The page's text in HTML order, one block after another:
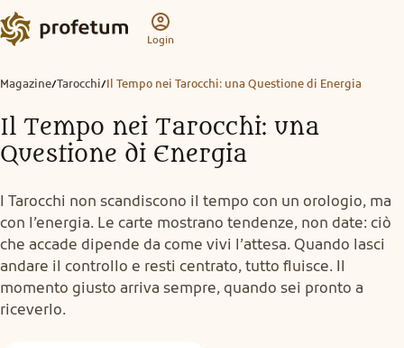
Login
Magazine/Tarocchi/Il Tempo nei Tarocchi: una Questione di Energia
Il Tempo nei Tarocchi: una
Questione di Energia
I Tarocchi non scandiscono il tempo con un orologio, ma
con l’energia. Le carte mostrano tendenze, non date: ciò
che accade dipende da come vivi l’attesa. Quando lasci
andare il controllo e resti centrato, tutto fluisce. Il
momento giusto arriva sempre, quando sei pronto a
riceverlo.